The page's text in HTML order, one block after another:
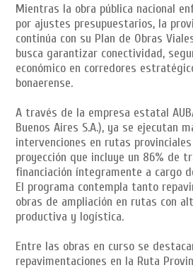
Mientras la obra pública nacional
por ajustes presupuestarios, la
continúa con su Plan de Obras
busca garantizar conectividad,
económico en corredores
bonaerense.
A través de la empresa estatal
Buenos Aires S.A.), ya se ejecutan
intervenciones en rutas
proyección que incluye un 86% de
financiación íntegramente a cargo
El programa contempla tanto
obras de ampliación en rutas con
productiva y logística.
Entre las obras en curso se
repavimentaciones en la Ruta